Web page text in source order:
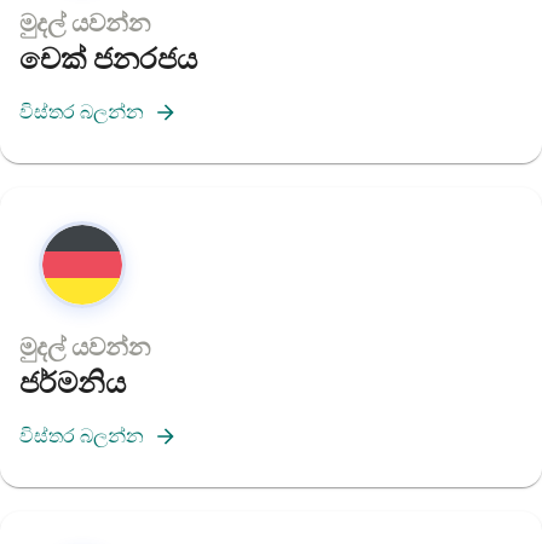
මුදල් යවන්න
චෙක් ජනරජය
විස්තර බලන්න
මුදල් යවන්න
ජර්මනිය
විස්තර බලන්න